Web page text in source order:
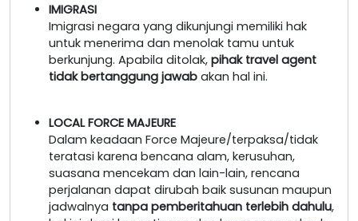
IMIGRASI
Imigrasi negara yang dikunjungi memiliki hak
untuk menerima dan menolak tamu untuk
berkunjung. Apabila ditolak, pihak travel agent
tidak bertanggung jawab akan hal ini.
LOCAL FORCE MAJEURE
Dalam keadaan Force Majeure/terpaksa/tidak
teratasi karena bencana alam, kerusuhan,
suasana mencekam dan lain-lain, rencana
perjalanan dapat dirubah baik susunan maupun
jadwalnya tanpa pemberitahuan terlebih dahulu,